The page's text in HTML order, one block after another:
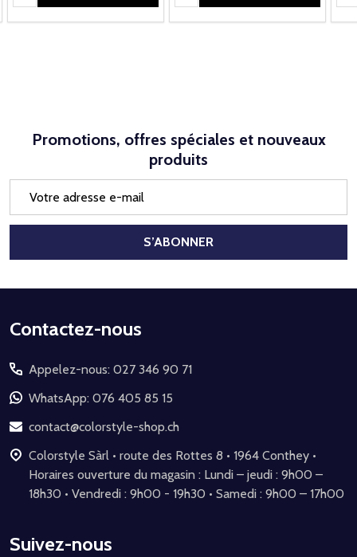
Promotions, offres spéciales et nouveaux
produits
mail
S’ABONNER
Début
pied
de
page
Contactez-nous
Appelez-nous: 027 346 90 71
WhatsApp: 076 405 85 15
contact@colorstyle-shop.ch
Colorstyle Sàrl • route des Rottes 8 • 1964 Conthey •
Horaires ouverture du magasin : Lundi – jeudi : 9h00 –
18h30 • Vendredi : 9h00 - 19h30 • Samedi : 9h00 – 17h00
Suivez-nous